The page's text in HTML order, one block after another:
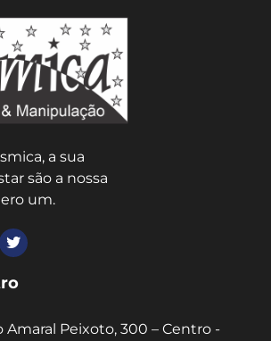
a sua
são a nossa
um.
Amaral Peixoto, 300 – Centro -